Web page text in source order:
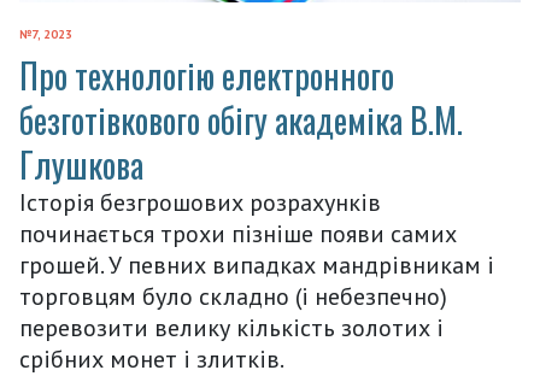
№7, 2023
Про технологію електронного
безготівкового обігу академіка В.М.
Глушкова
Історія безгрошових розрахунків
починається трохи пізніше появи самих
грошей. У певних випадках мандрівникам і
торговцям було складно (і небезпечно)
перевозити велику кількість золотих і
срібних монет і злитків.